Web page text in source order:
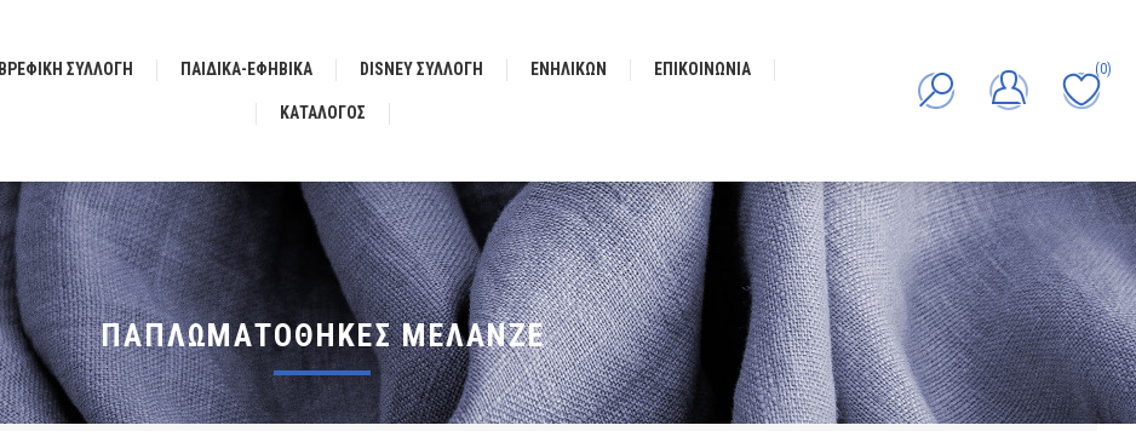
ΒΡΕΦΙΚΗ ΣΥΛΛΟΓΗ ΠΑΙΔΙΚΑ-ΕΦΗΒΙΚΑ DISNEY ΣΥΛΛΟΓΗ ΕΝΗΛΙΚΩΝ ΕΠΙΚΟΙΝΩΝΊΑ
ΚΑΤΆΛΟΓΟΣ
(0)
ΠΑΠΛΩΜΑΤΟΘΗΚΕΣ ΜΕΛΑΝΖΕ